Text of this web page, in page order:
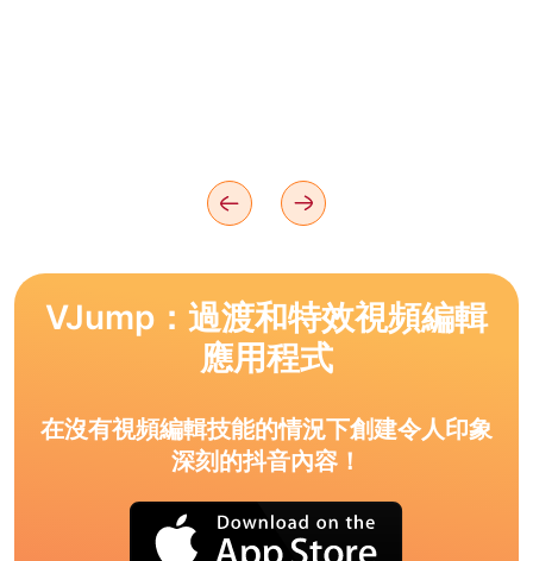
VJump：過渡和特效視頻編輯
應用程式
在沒有視頻編輯技能的情況下創建令人印象
深刻的抖音內容！